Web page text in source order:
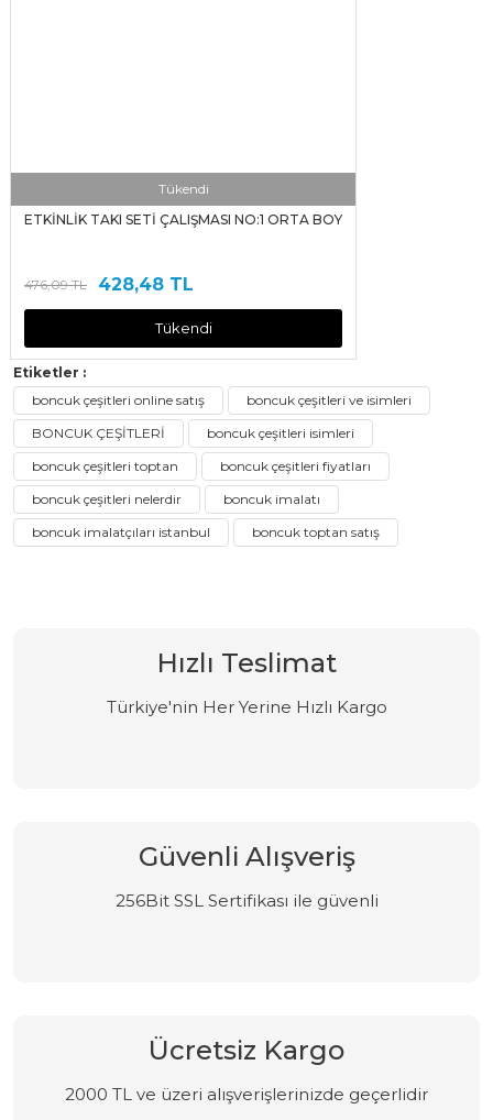
Tükendi
ETKİNLİK TAKI SETİ ÇALIŞMASI NO:1 ORTA BOY
476,09 TL 428,48 TL
Tükendi
Etiketler :
boncuk çeşitleri online satış
boncuk çeşitleri ve isimleri
BONCUK ÇEŞİTLERİ
boncuk çeşitleri isimleri
boncuk çeşitleri toptan
boncuk çeşitleri fiyatları
boncuk çeşitleri nelerdir
boncuk imalatı
boncuk imalatçıları istanbul
boncuk toptan satış
Hızlı Teslimat
Türkiye'nin Her Yerine Hızlı Kargo
Güvenli Alışveriş
256Bit SSL Sertifikası ile güvenli
Ücretsiz Kargo
2000 TL ve üzeri alışverişlerinizde geçerlidir